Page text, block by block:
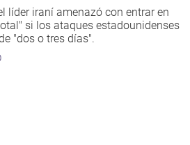
líder iraní amenazó con entrar en
si los ataques estadounidenses
"dos o tres días".